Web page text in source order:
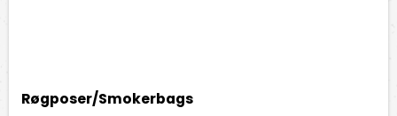
Røgposer/Smokerbags